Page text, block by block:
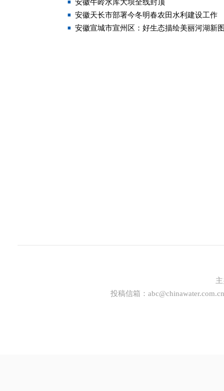
安徽牛岭水库大坝全线封顶
安徽天长市部署今冬明春农田水利建设工作
安徽宣城市宣州区：好生态描绘美丽河湖新
投稿信箱： abc@chinawater.com.cn